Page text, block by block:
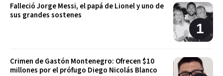
Falleció Jorge Messi, el papá de Lionel y uno de
sus grandes sostenes
Crimen de Gastón Montenegro: Ofrecen $10
millones por el prófugo Diego Nicolás Blanco